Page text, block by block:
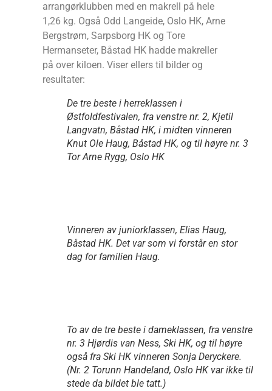
arrangørklubben med en makrell på hele
1,26 kg. Også Odd Langeide, Oslo HK, Arne
Bergstrøm, Sarpsborg HK og Tore
Hermanseter, Båstad HK hadde makreller
på over kiloen. Viser ellers til bilder og
resultater:
De tre beste i herreklassen i
Østfoldfestivalen, fra venstre nr. 2, Kjetil
Langvatn, Båstad HK, i midten vinneren
Knut Ole Haug, Båstad HK, og til høyre nr. 3
Tor Arne Rygg, Oslo HK
Vinneren av juniorklassen, Elias Haug,
Båstad HK. Det var som vi forstår en stor
dag for familien Haug.
To av de tre beste i dameklassen, fra venstre
nr. 3 Hjørdis van Ness, Ski HK, og til høyre
også fra Ski HK vinneren Sonja Deryckere.
(Nr. 2 Torunn Handeland, Oslo HK var ikke til
stede da bildet ble tatt.)